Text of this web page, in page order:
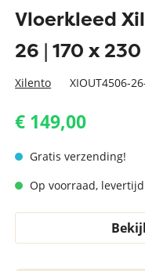
Vloerkleed
26 | 170 x
Xilento XIOUT4506-
€ 149,00
Gratis verzending!
Op voorraad,